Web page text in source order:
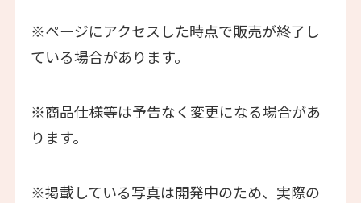
※ページにアクセスした時点で販売が終了し
ている場合があります。
※商品仕様等は予告なく変更になる場合があ
ります。
※掲載している写真は開発中のため、実際の